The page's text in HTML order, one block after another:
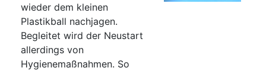
wieder dem kleinen
Plastikball nachjagen.
Begleitet wird der Neustart
allerdings von
Hygienemaßnahmen. So